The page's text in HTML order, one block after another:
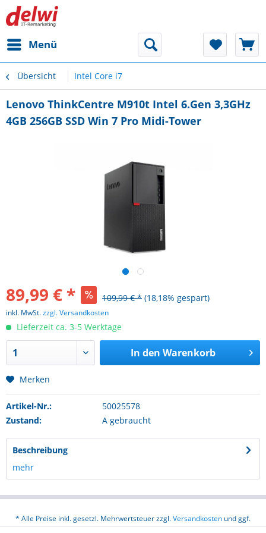
Menü
Übersicht Intel Core i7
Lenovo ThinkCentre M910t Intel 6.Gen 3,3GHz
4GB 256GB SSD Win 7 Pro Midi-Tower
89,99 € * 109,99 € * (18,18% gespart)
inkl. MwSt.zzgl. Versandkosten
Lieferzeit ca. 3-5 Werktage
In den Warenkorb
Merken
Artikel-Nr.:
50025578
Zustand:
A gebraucht
Beschreibung
mehr
* Alle Preise inkl. gesetzl. Mehrwertsteuer zzgl.Versandkosten und ggf.